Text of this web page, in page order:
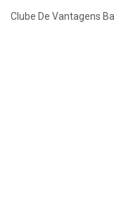
Clube De Vantagens